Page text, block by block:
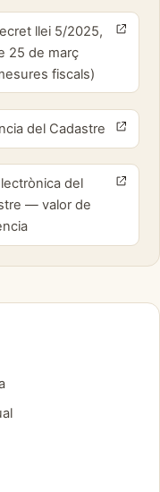
llei 5/2025,
25 de març
fiscals)
del Cadastre
del
— valor de